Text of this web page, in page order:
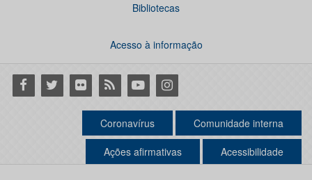
Bibliotecas
Acesso à informação
Facebook
Twitter Flickr RSS YoutubeInstagram
Coronavírus Comunidade interna
Ações afirmativas Acessibilidade